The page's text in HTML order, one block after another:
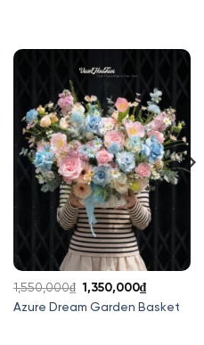
Azure Dream Garden Basket
1,550,000₫ Giá
gốc
1,350,000₫Giá
hiện